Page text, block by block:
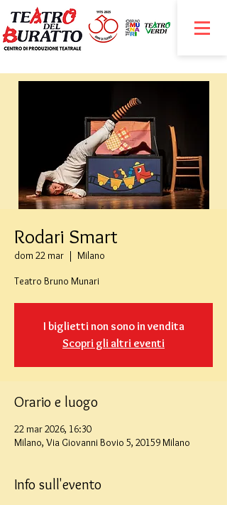
Rodari Smart
dom 22 mar
  |
Milano
Teatro Bruno Munari
I biglietti non sono in vendita
Scopri gli altri eventi
Orario e luogo
22 mar 2026, 16:30
Milano, Via Giovanni Bovio 5, 20159 Milano
Info sull'evento